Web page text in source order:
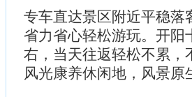
专车直达景区附近平稳落
省力省心轻松游玩。开阳
右，当天往返轻松不累，
风光康养休闲地，风景